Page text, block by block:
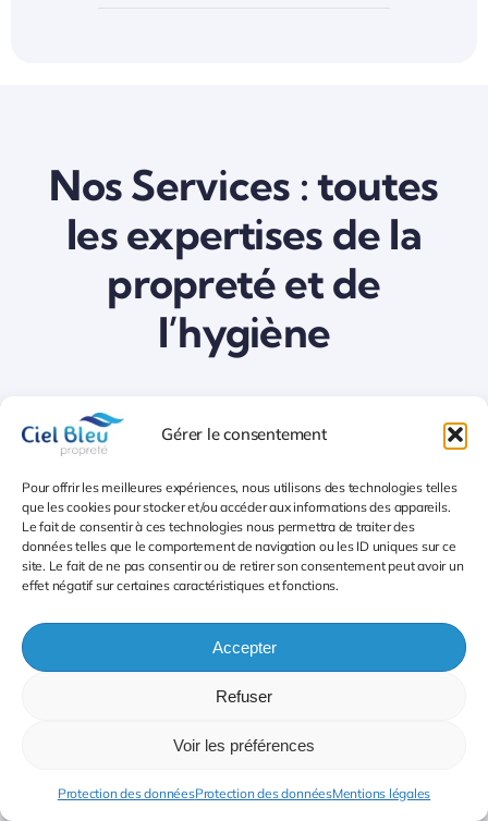
Gérer le consentement
Pour offrir les meilleures expériences, nous utilisons des technologies telles
que les cookies pour stocker et/ou accéder aux informations des appareils.
Le fait de consentir à ces technologies nous permettra de traiter des
données telles que le comportement de navigation ou les ID uniques sur ce
site. Le fait de ne pas consentir ou de retirer son consentement peut avoir un
effet négatif sur certaines caractéristiques et fonctions.
Accepter
Refuser
Voir les préférences
Protection des donnéesProtection des donnéesMentions légales
Nos Services : toutes
les expertises de la
propreté et de
l’hygiène
CIEL BLEU propose un package de services
complet en matière de nettoyage et
d’entretien l’entretien et la propreté des
parties communes Montpellier, des
bureaux et des centres commerciaux.
Nettoyage des espaces professionnels
Décapage mise en cire lustrage
Cristallisation des sols marbre